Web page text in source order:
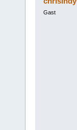
Gast